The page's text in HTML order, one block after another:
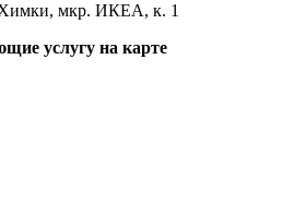
мкр. ИКЕА, к. 1
услугу на карте